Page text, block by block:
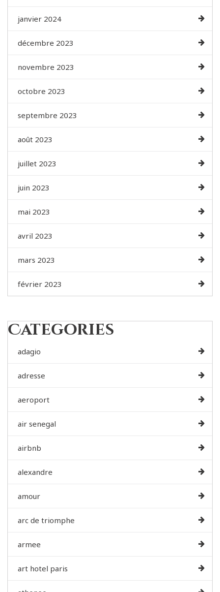
janvier 2024
décembre 2023
novembre 2023
octobre 2023
septembre 2023
août 2023
juillet 2023
juin 2023
mai 2023
avril 2023
mars 2023
février 2023
Categories
adagio
adresse
aeroport
air senegal
airbnb
alexandre
amour
arc de triomphe
armee
art hotel paris